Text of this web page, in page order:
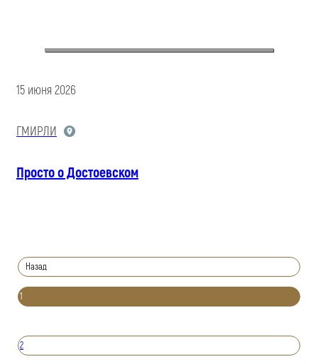
15 июня 2026
ГМИРЛИ
Просто о Достоевском
Назад
1
2